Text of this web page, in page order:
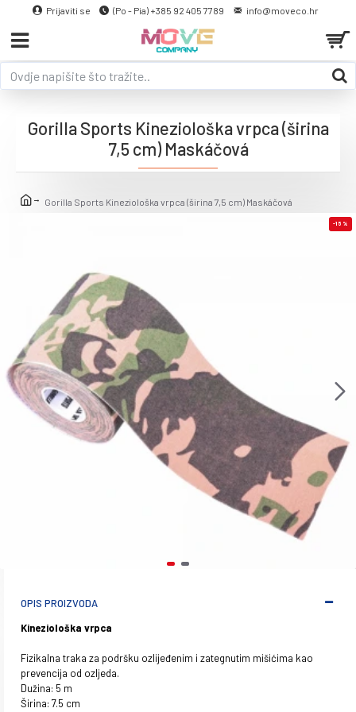
Prijaviti se (Po - Pia) +385 92 405 7789 info@moveco.hr
Gorilla Sports Kineziološka vrpca (širina 7,5 cm) Maskáčová
Gorilla Sports Kineziološka vrpca (širina
7,5 cm) Maskáčová
-15 %
OPIS PROIZVODA
Kineziološka vrpca
Fizikalna traka za podršku ozlijeđenim i zategnutim mišićima kao
prevencija od ozljeda.
Dužina: 5 m
Širina: 7.5 cm